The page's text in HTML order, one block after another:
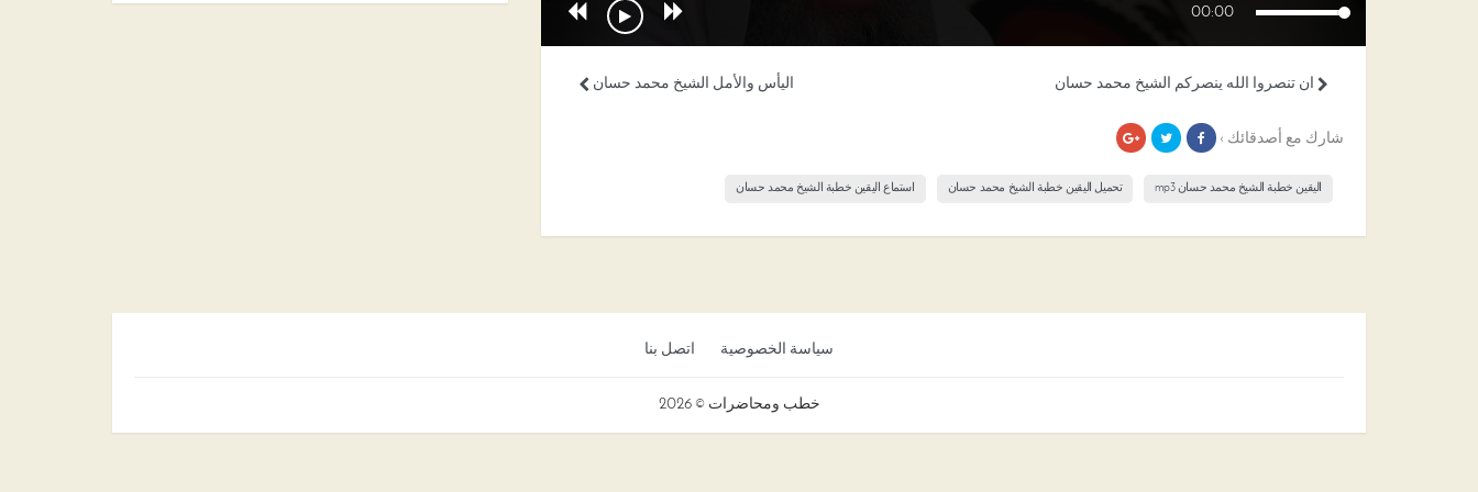
00:00
اليأس والأمل الشيخ محمد حسان ان تنصروا الله ينصركم الشيخ محمد حسان
شارك مع أصدقائك ›
اليقين خطبة الشيخ محمد حسان mp3 تحميل اليقين خطبة الشيخ محمد حسان استماع اليقين خطبة الشيخ محمد حسان
سياسة الخصوصية اتصل بنا
خطب ومحاضرات © 2026